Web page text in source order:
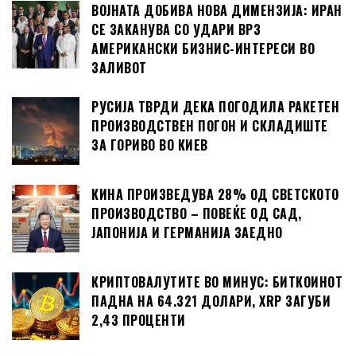
ВОЈНАТА ДОБИВА НОВА ДИМЕНЗИЈА: ИРАН
СЕ ЗАКАНУВА СО УДАРИ ВРЗ
АМЕРИКАНСКИ БИЗНИС-ИНТЕРЕСИ ВО
ЗАЛИВОТ
РУСИЈА ТВРДИ ДЕКА ПОГОДИЛА РАКЕТЕН
ПРОИЗВОДСТВЕН ПОГОН И СКЛАДИШТЕ
ЗА ГОРИВО ВО КИЕВ
КИНА ПРОИЗВЕДУВА 28% ОД СВЕТСКОТО
ПРОИЗВОДСТВО – ПОВЕЌЕ ОД САД,
ЈАПОНИЈА И ГЕРМАНИЈА ЗАЕДНО
КРИПТОВАЛУТИТЕ ВО МИНУС: БИТКОИНОТ
ПАДНА НА 64.321 ДОЛАРИ, XRP ЗАГУБИ
2,43 ПРОЦЕНТИ